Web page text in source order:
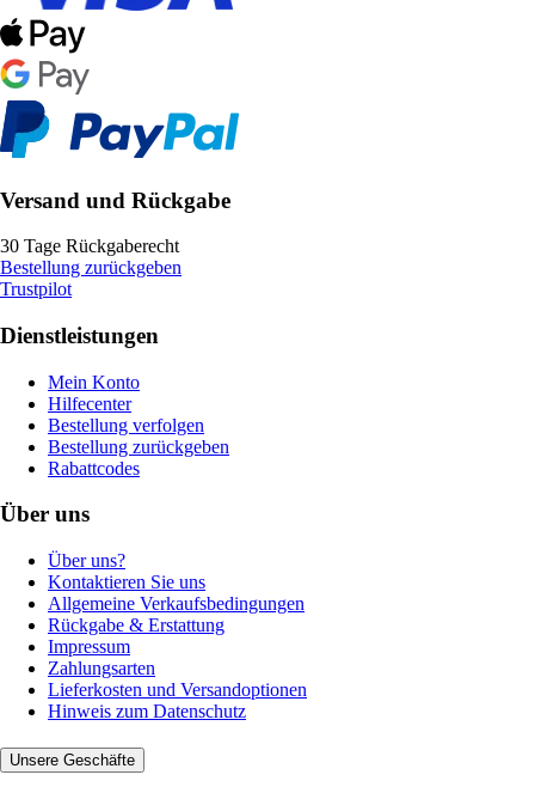
Versand und Rückgabe
30 Tage Rückgaberecht
Bestellung zurückgeben
Trustpilot
Dienstleistungen
Mein Konto
Hilfecenter
Bestellung verfolgen
Bestellung zurückgeben
Rabattcodes
Über uns
Über uns?
Kontaktieren Sie uns
Allgemeine Verkaufsbedingungen
Rückgabe & Erstattung
Impressum
Zahlungsarten
Lieferkosten und Versandoptionen
Hinweis zum Datenschutz
Unsere Geschäfte